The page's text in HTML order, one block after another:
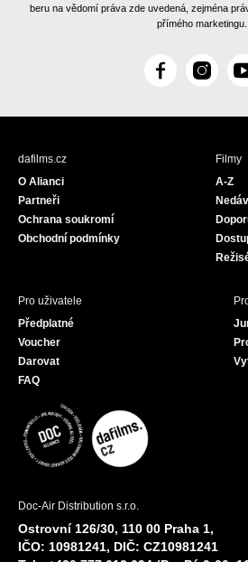
beru na vědomí práva zde uvedená, zejména
přímého marketingu.
F
c
I
s
dafilms.cz
O Alianci
Partneři
Ochrana soukromí
Obchodní podmínky
Filmy
A-Z
Pro uživatele
Předplatné
Voucher
Darovat
FAQ
Doc-Air Distribution s.r.o.
Ostrovní 126/30, 110 00 Praha 1,
IČO: 10981241, DIČ: CZ10981241